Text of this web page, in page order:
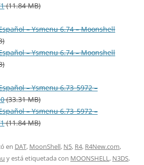
(11.84 MB)
– Ysmenu 6.74 – Moonshell
– Ysmenu 6.74 – Moonshell
– Ysmenu 6.73_5972 –
(33.31 MB)
– Ysmenu 6.73_5972 –
(11.84 MB)
en DAT, MoonShell, N5, R4, R4New.com,
y está etiquetada con MOONSHELL, N3DS,